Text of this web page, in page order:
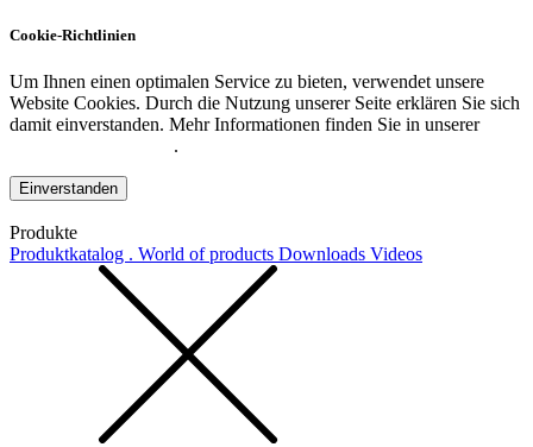
Cookie-Richtlinien
Um Ihnen einen optimalen Service zu bieten, verwendet unsere
Website Cookies. Durch die Nutzung unserer Seite erklären Sie sich
damit einverstanden. Mehr Informationen finden Sie in unserer
.
Einverstanden
Produkte
Produktkatalog . World of products Downloads Videos